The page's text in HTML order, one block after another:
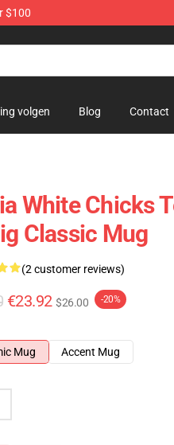
$100
volgen Blog Contact
White Chicks
Classic Mug
(2 customer reviews)
€23.92 $26.00 -20%
Mug
Accent Mug